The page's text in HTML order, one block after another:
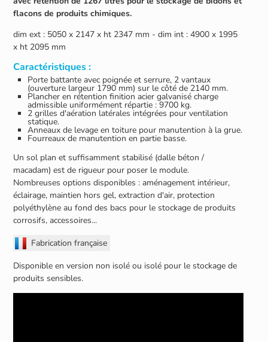
flacons de produits chimiques.
dim ext : 5050 x 2147 x ht 2347 mm - dim int : 4900 x 1995
x ht 2095 mm
Caractéristiques :
Porte battante avec poignée et serrure, 2 vantaux
(ouverture largeur 1790 mm) sur le côté de 2140 mm.
Plancher en rétention finition acier galvanisé charge
admissible uniformément répartie : 9700 kg.
2 grilles d'aération latérales intégrées pour ventilation
statique.
Anneaux de levage en toiture pour manutention à la grue.
Fourreaux de manutention en partie basse.
Un sol plan et suffisamment stabilisé (dalle béton /
macadam) est de rigueur pour poser le module.
Nombreuses options disponibles : aménagement intérieur,
éclairage, maintien hors gel, extraction d'air, protection
polyéthylène au fond des bacs pour le stockage de produits
corrosifs, accessoires...
Fabrication française
Disponible en version non isolé ou isolé pour le stockage de
produits sensibles.